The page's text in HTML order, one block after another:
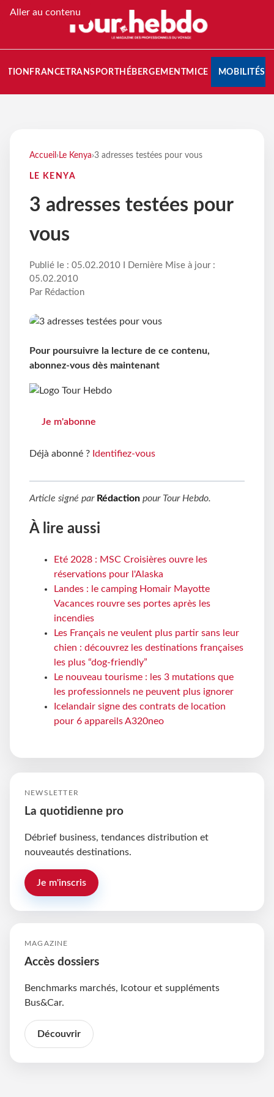
Aller au contenu
FRANCETRANSPORT HÉBERGEMENTMICE MOBILITÉS
Accueil › Le Kenya›3 adresses testées pour vous
LE KENYA
3 adresses testées pour
vous
Publié le : 05.02.2010 I Dernière Mise à jour :
05.02.2010
Par Rédaction
Pour poursuivre la lecture de ce contenu,
abonnez-vous dès maintenant
Je m'abonne
Déjà abonné ? Identifiez-vous
Article signé par Rédaction pour Tour Hebdo.
À lire aussi
Eté 2028 : MSC Croisières ouvre les
réservations pour l'Alaska
Landes : le camping Homair Mayotte
Vacances rouvre ses portes après les
incendies
Les Français ne veulent plus partir sans leur
chien : découvrez les destinations françaises
les plus “dog-friendly”
Le nouveau tourisme : les 3 mutations que
les professionnels ne peuvent plus ignorer
Icelandair signe des contrats de location
pour 6 appareils A320neo
NEWSLETTER
La quotidienne pro
Débrief business, tendances distribution et
nouveautés destinations.
Je m'inscris
MAGAZINE
Accès dossiers
Benchmarks marchés, Icotour et suppléments
Bus&Car.
Découvrir